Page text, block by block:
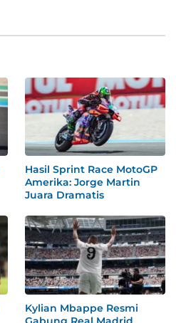
Hasil Sprint Race MotoGP
Amerika: Jorge Martin
Juara Dramatis
Kylian Mbappe Resmi